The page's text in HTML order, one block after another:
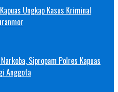
Ungkap Kasus Kriminal
Sipropam Polres Kapuas
Anggota